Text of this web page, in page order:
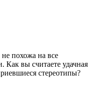
похожа на все
Как вы считаете удачная
стереотипы?